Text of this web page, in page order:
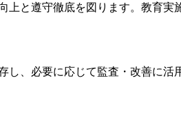
と遵守徹底を図ります。教育実
、必要に応じて監査・改善に活